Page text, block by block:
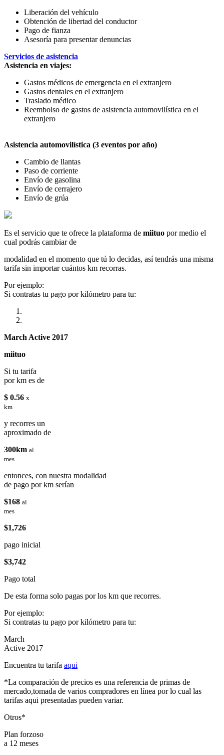
Liberación del vehículo
Obtención de libertad del conductor
Pago de fianza
Asesoría para presentar denuncias
Servicios de asistencia
Asistencia en viajes:
Gastos médicos de emergencia en el extranjero
Gastos dentales en el extranjero
Traslado médico
Reembolso de gastos de asistencia automovilística en el
extranjero
Asistencia automovilística (3 eventos por año)
Cambio de llantas
Paso de corriente
Envío de gasolina
Envío de cerrajero
Envío de grúa
Es el servicio que te ofrece la plataforma de miituo por medio el
cual podrás cambiar de
modalidad en el momento que tú lo decidas, así tendrás una misma
tarifa sin importar cuántos km recorras.
Por ejemplo:
Si contratas tu pago por kilómetro para tu:
March Active 2017
miituo
Si tu tarifa
por km es de
$ 0.56 x
km
y recorres un
aproximado de
300km al
mes
entonces, con nuestra modalidad
de pago por km serían
$168 al
mes
$1,726
pago inicial
$3,742
Pago total
De esta forma solo pagas por los km que recorres.
Por ejemplo:
Si contratas tu pago por kilómetro para tu:
March
Active 2017
Encuentra tu tarifa aqui
*La comparación de precios es una referencia de primas de
mercado,tomada de varios compradores en línea por lo cual las
tarifas aqui presentadas pueden variar.
Otros*
Plan forzoso
a 12 meses